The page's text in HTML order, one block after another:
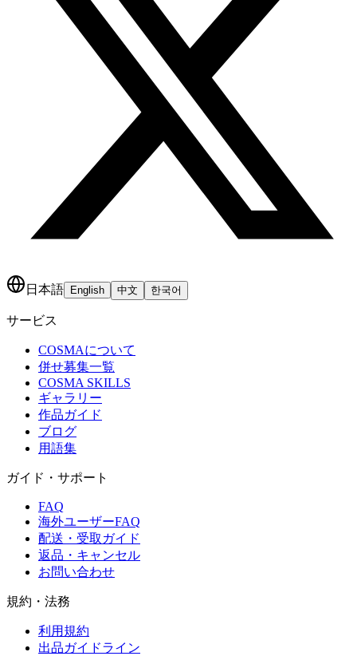
日本語 English 中文 한국어
サービス
COSMAについて
併せ募集一覧
COSMA SKILLS
ギャラリー
作品ガイド
ブログ
用語集
ガイド・サポート
FAQ
海外ユーザーFAQ
配送・受取ガイド
返品・キャンセル
お問い合わせ
規約・法務
利用規約
出品ガイドライン